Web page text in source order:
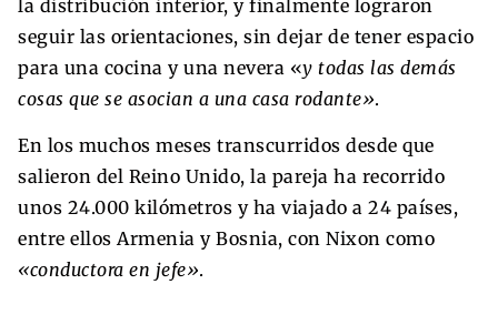
la distribución interior, y finalmente lograron
seguir las orientaciones, sin dejar de tener espacio
para una cocina y una nevera «y todas las demás
cosas que se asocian a una casa rodante».
En los muchos meses transcurridos desde que
salieron del Reino Unido, la pareja ha recorrido
unos 24.000 kilómetros y ha viajado a 24 países,
entre ellos Armenia y Bosnia, con Nixon como
«conductora en jefe».